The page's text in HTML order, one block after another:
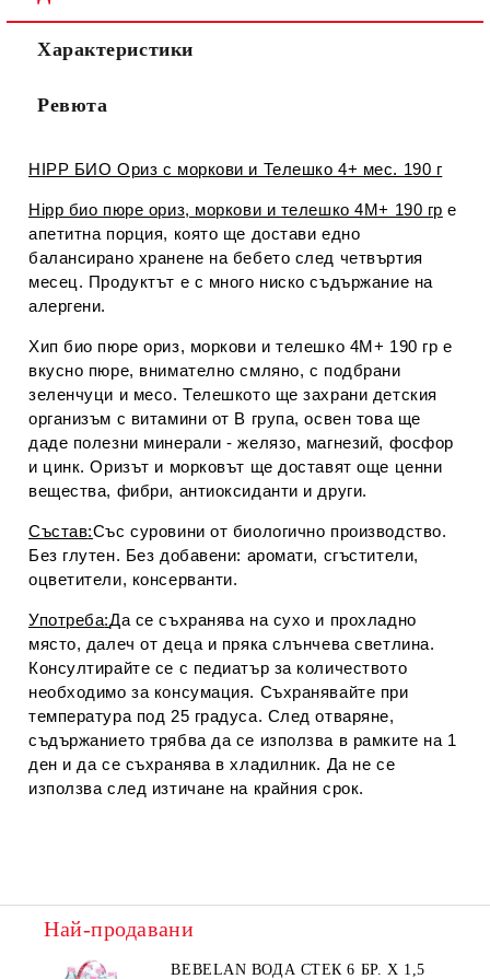
Характеристики
Ревюта
HIPP БИО Ориз с моркови и Телешко 4+ мес. 190 г
Hipp био пюре ориз, моркови и телешко 4М+ 190 гр е
апетитна порция, която ще достави едно
балансирано хранене на бебето след четвъртия
месец. Продуктът е с много ниско съдържание на
алергени.
Хип био пюре ориз, моркови и телешко 4М+ 190 гр е
вкусно пюре, внимателно смляно, с подбрани
зеленчуци и месо. Телешкото ще захрани детския
организъм с витамини от B група, освен това ще
даде полезни минерали - желязо, магнезий, фосфор
и цинк. Оризът и морковът ще доставят още ценни
вещества, фибри, антиоксиданти и други.
Състав:Със суровини от биологично производство.
Без глутен. Без добавени: аромати, сгъстители,
оцветители, консерванти.
Употреба:Да се съхранява на сухо и прохладно
място, далеч от деца и пряка слънчева светлина.
Консултирайте се с педиатър за количеството
необходимо за консумация. Съхранявайте при
температура под 25 градуса. След отваряне,
съдържанието трябва да се използва в рамките на 1
ден и да се съхранява в хладилник. Да не се
използва след изтичане на крайния срок.
Най-продавани
BEBELAN ВОДА СТЕК 6 БР. Х 1,5